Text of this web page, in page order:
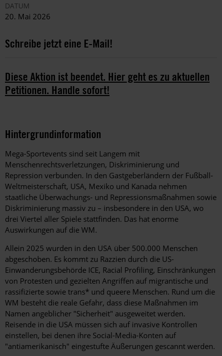
DATUM
20. Mai 2026
Schreibe jetzt eine E-Mail!
Diese Aktion ist beendet. Hier geht es zu aktuellen
Petitionen. Handle sofort!
Hintergrundinformation
Hintergrund
Mega-Sportevents sind seit Langem mit
Menschenrechtsverletzungen, Diskriminierung und
Repression verbunden. In den Gastgeberländern der Fußball-
Weltmeisterschaft, USA, Mexiko und Kanada nehmen
staatliche Überwachungs- und Repressionsmaßnahmen sowie
Diskriminierung massiv zu – insbesondere in den USA, wo
drei Viertel aller Spiele stattfinden. Das hat enorme
Auswirkungen auf die WM.
Allein 2025 wurden in den USA über 500.000 Menschen
abgeschoben. Es kommt zu Razzien durch die US-
Einwanderungsbehörde ICE, Racial Profiling, Einschränkungen
von Protesten und gezielten Angriffen auf migrantische und
rassifizierte sowie trans* und queere Menschen. Rund um die
WM besteht die reale Gefahr, dass diese Maßnahmen im
Namen angeblicher "Sicherheit" ausgeweitet werden.
Reisende in die USA müssen sich auf invasive Kontrollen
einstellen, bei denen ihre Social-Media-Konten auf
"antiamerikanisch" eingestufte Äußerungen gescannt werden.